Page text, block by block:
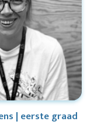
| eerste graad